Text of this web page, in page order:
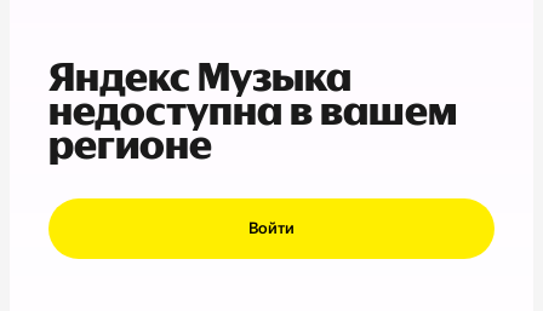
Яндекс Музыка
недоступна в вашем
регионе
Войти